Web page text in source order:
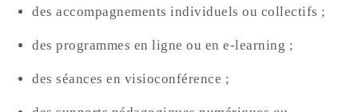
des accompagnements individuels ou collectifs ;
des programmes en ligne ou en e-learning ;
des séances en visioconférence ;